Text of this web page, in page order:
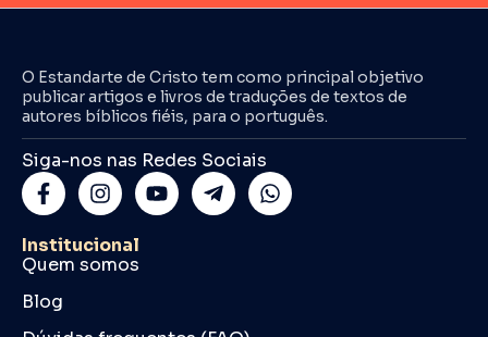
O Estandarte de Cristo tem como principal objetivo
publicar artigos e livros de traduções de textos de
autores bíblicos fiéis, para o português.
Siga-nos nas Redes Sociais
Institucional
Quem somos
Blog